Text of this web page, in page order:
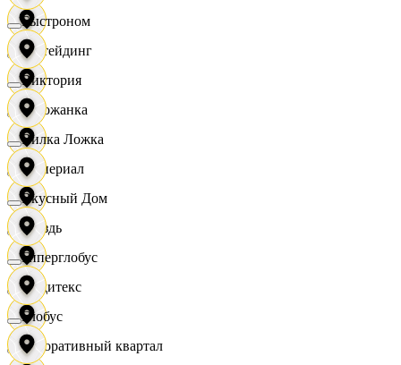
Ижтейдинг
Горожанка
Империал
Гроздь
Индитекс
Декоративный квартал
Быстроном
Виктория
Вилка Ложка
Вкусный Дом
Гиперглобус
Глобус